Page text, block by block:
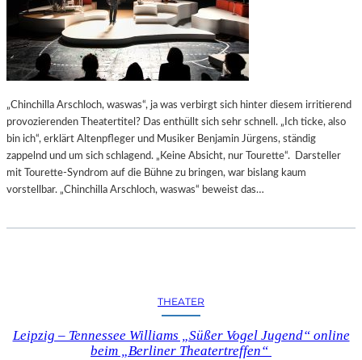
„Chinchilla Arschloch, waswas“, ja was verbirgt sich hinter diesem irritierend
provozierenden Theatertitel? Das enthüllt sich sehr schnell. „Ich ticke, also
bin ich“, erklärt Altenpfleger und Musiker Benjamin Jürgens, ständig
zappelnd und um sich schlagend. „Keine Absicht, nur Tourette“. Darsteller
mit Tourette-Syndrom auf die Bühne zu bringen, war bislang kaum
vorstellbar. „Chinchilla Arschloch, waswas“ beweist das…
THEATER
Leipzig – Tennessee Williams „Süßer Vogel Jugend“ online
beim „Berliner Theatertreffen“